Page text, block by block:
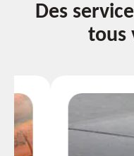
Des
tous